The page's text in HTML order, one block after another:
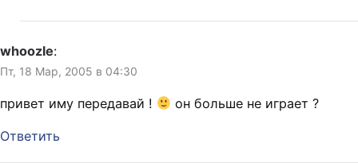
whoozle:
Пт, 18 Мар, 2005 в 04:30
привет иму передавай ! он больше не играет ?
Ответить